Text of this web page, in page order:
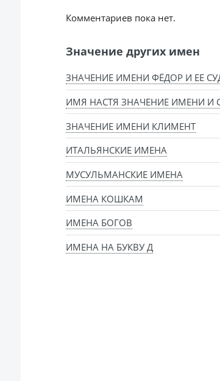
Комментариев пока нет.
Значение других имен
ЗНАЧЕНИЕ ИМЕНИ ФЁДОР И ЕЕ
ИМЯ НАСТЯ ЗНАЧЕНИЕ ИМЕНИ И
ЗНАЧЕНИЕ ИМЕНИ КЛИМЕНТ
ИТАЛЬЯНСКИЕ ИМЕНА
МУСУЛЬМАНСКИЕ ИМЕНА
ИМЕНА КОШКАМ
ИМЕНА БОГОВ
ИМЕНА НА БУКВУ Д